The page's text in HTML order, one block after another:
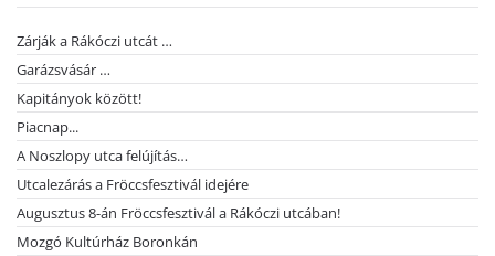
Zárják a Rákóczi utcát …
Garázsvásár …
Kapitányok között!
Piacnap...
A Noszlopy utca felújítás…
Utcalezárás a Fröccsfesztivál idejére
Augusztus 8-án Fröccsfesztivál a Rákóczi utcában!
Mozgó Kultúrház Boronkán